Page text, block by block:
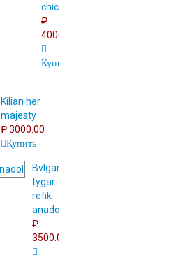
chic
₽
4000.00
Купить
Kilian her
majesty
₽ 3000.00
Купить
Bvlgari
tygar
refik
anadol
₽
3500.00